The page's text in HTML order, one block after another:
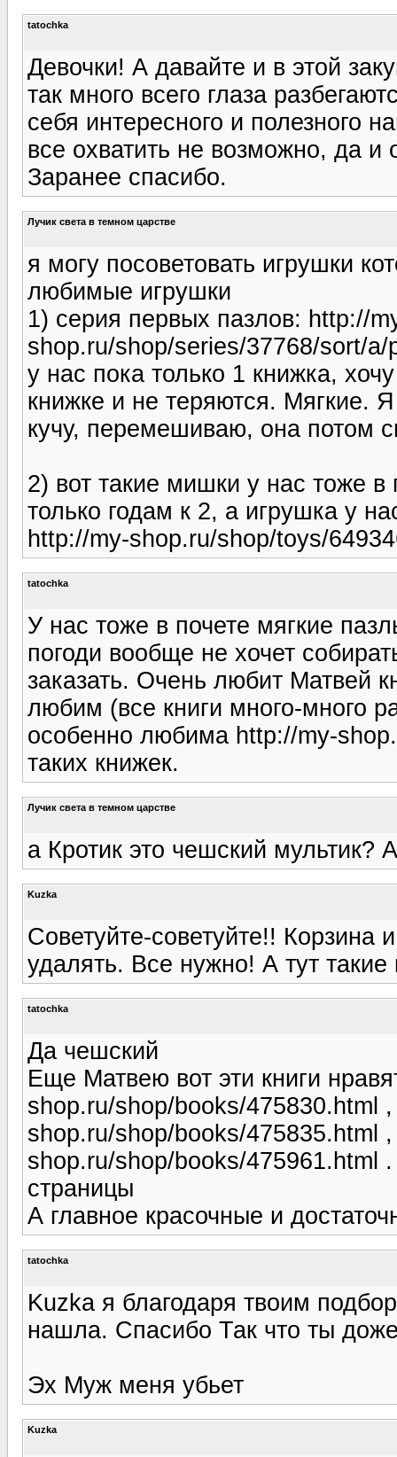
tatochka
Девочки! А давайте и в этой
так много всего глаза
себя интересного и полезного
все охватить не возможно, да
Заранее спасибо.
Лучик света в темном царстве
я могу посоветовать игрушки
любимые игрушки
1) серия первых пазлов: http://
shop.ru/shop/series/37768/sort/a/
у нас пока только 1 книжка,
книжке и не теряются. Мягкие.
кучу, перемешиваю, она потом
2) вот такие мишки у нас тоже
только годам к 2, а игрушка у
http://my-shop.ru/shop/toys/
tatochka
У нас тоже в почете мягкие
погоди вообще не хочет
заказать. Очень любит Матвей
любим (все книги много-много
особенно любима http://my-
таких книжек.
Лучик света в темном царстве
а Кротик это чешский мультик?
Kuzka
Советуйте-советуйте!! Корзина
удалять. Все нужно! А тут
tatochka
Да чешский
Еще Матвею вот эти книги
shop.ru/shop/books/475830.html
shop.ru/shop/books/475835.html
shop.ru/shop/books/475961.html
страницы
А главное красочные и
tatochka
Kuzka я благодаря твоим
нашла. Спасибо Так что ты
Эх Муж меня убьет
Kuzka